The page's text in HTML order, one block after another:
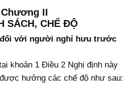
Chương II
SÁCH, CHẾ ĐỘ
với người nghỉ hưu trước
khoản 1 Điều 2 Nghị định này
hưởng các chế độ như sau: